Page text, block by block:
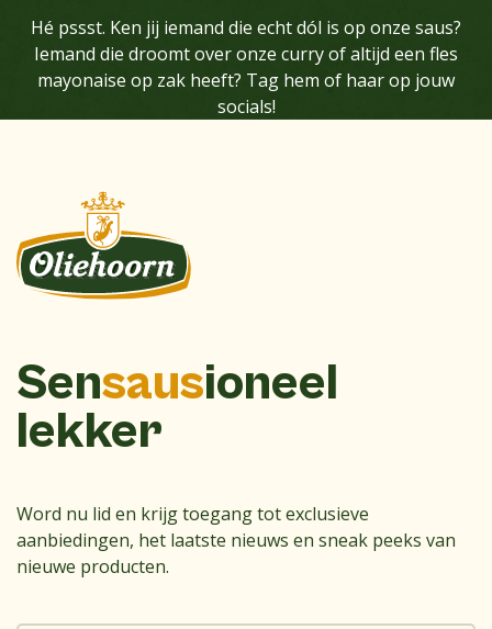
Hé pssst. Ken jij iemand die echt dól is op onze saus?
Iemand die droomt over onze curry of altijd een fles
mayonaise op zak heeft? Tag hem of haar op jouw
socials!
Sensausioneel
lekker
Word nu lid en krijg toegang tot exclusieve
aanbiedingen, het laatste nieuws en sneak peeks van
nieuwe producten.